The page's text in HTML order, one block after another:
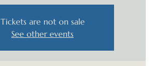
Tickets are not on sale
See other events